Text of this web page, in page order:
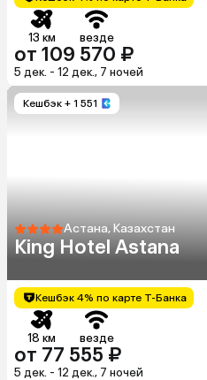
13 км везде
от 109 570 ₽
5 дек. - 12 дек., 7 ночей
Кешбэк + 1 551
Астана, Казахстан
King Hotel Astana
Кешбэк 4% по карте Т-Банка
18 км везде
от 77 555 ₽
5 дек. - 12 дек., 7 ночей